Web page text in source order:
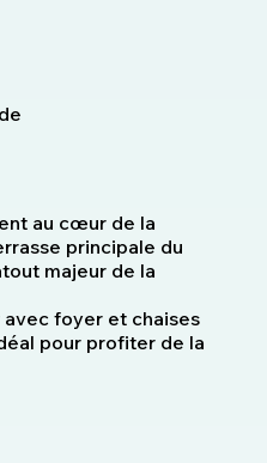
au cœur de la
principale du
majeur de la
foyer et chaises
pour profiter de la